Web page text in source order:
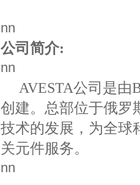
nn
公司简介:
nn
AVESTA公司是由
创建。总部位于俄罗
技术的发展，为全球
关元件服务。
nn